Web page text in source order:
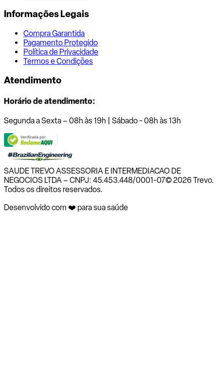
Informações Legais
Compra Garantida
Pagamento Protegido
Política de Privacidade
Termos e Condições
Atendimento
Horário de atendimento:
Segunda a Sexta – 08h às 19h | Sábado - 08h às 13h
SAUDE TREVO ASSESSORIA E INTERMEDIACAO DE
NEGOCIOS LTDA – CNPJ: 45.453.448/0001-07© 2026 Trevo.
Todos os direitos reservados.
Desenvolvido com ❤️ para sua saúde